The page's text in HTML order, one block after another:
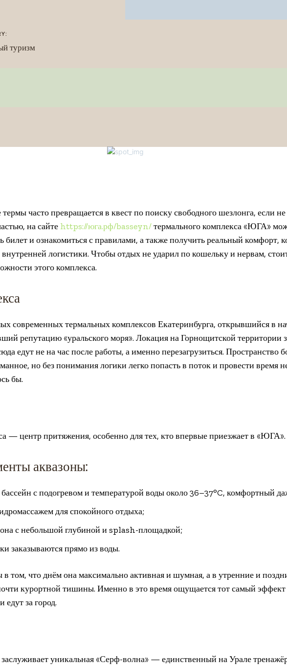
туризм
часто превращается в квест по поиску свободного шезлонга, если не
на сайте https://юга.рф/basseyn/термального комплекса «ЮГА»
билет и ознакомиться с правилами, а также получить реальный комфорт,
логистики. Чтобы отдых не ударил по кошельку и нервам,
этого комплекса.
современных термальных комплексов Екатеринбурга, открывшийся в
репутацию «уральского моря». Локация на Горнощитской территории
едут не на час после работы, а именно перезагрузиться. Пространство
но без понимания логики легко попасть в поток и провести время
бы.
— центр притяжения, особенно для тех, кто впервые приезжает в «ЮГА».
аквазоны:
с подогревом и температурой воды около 36–37°C, комфортный
для спокойного отдыха;
с небольшой глубиной и splash-площадкой;
заказываются прямо из воды.
в том, что днём она максимально активная и шумная, а в утренние и
курортной тишины. Именно в это время ощущается тот самый эффект
едут за город.
уникальная «Серф-волна» — единственный на Урале